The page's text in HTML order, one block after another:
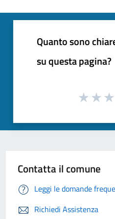
Quanto sono
su questa pagina?
Contatta il comune
Leggi le domande
Richiedi Assistenza